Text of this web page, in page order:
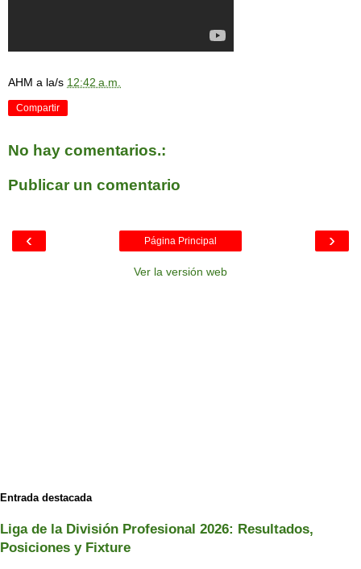
AHM a la/s 12:42 a.m.
Compartir
No hay comentarios.:
Publicar un comentario
‹ ›
Página Principal
Ver la versión web
Entrada destacada
Liga de la División Profesional 2026: Resultados,
Posiciones y Fixture